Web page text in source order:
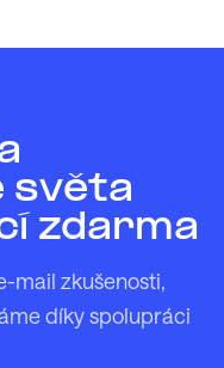
světa
zdarma
mail zkušenosti,
díky spolupráci